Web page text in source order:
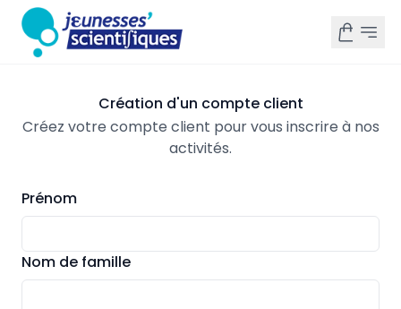
Création d'un compte client
Créez votre compte client pour vous inscrire à nos
activités.
Prénom
Nom de famille